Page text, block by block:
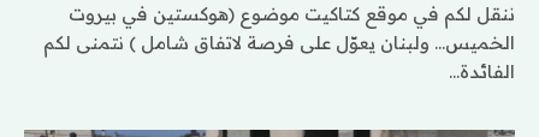
ننقل لكم في موقع كتاكيت موضوع (هوكستين في بيروت
الخميس… ولبنان يعوّل على فرصة لاتفاق شامل ) نتمنى لكم
الفائدة…